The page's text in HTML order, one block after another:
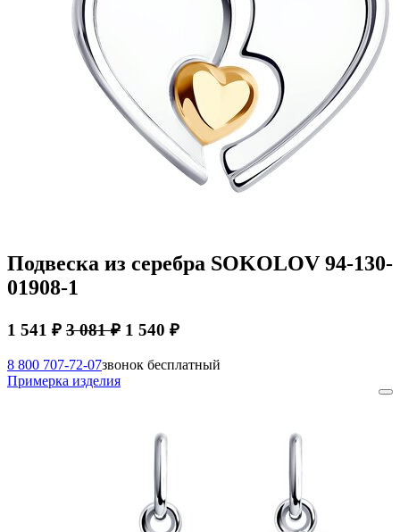
Подвеска из серебра SOKOLOV 94-130-
01908-1
1 541 ₽ 3 081 ₽ 1 540 ₽
8 800 707-72-07звонок бесплатный
Примерка изделия